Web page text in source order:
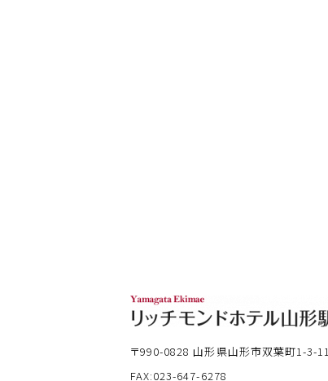
〒990-0828 山形県山形市双葉町1-3-11
FAX:023-647-6278